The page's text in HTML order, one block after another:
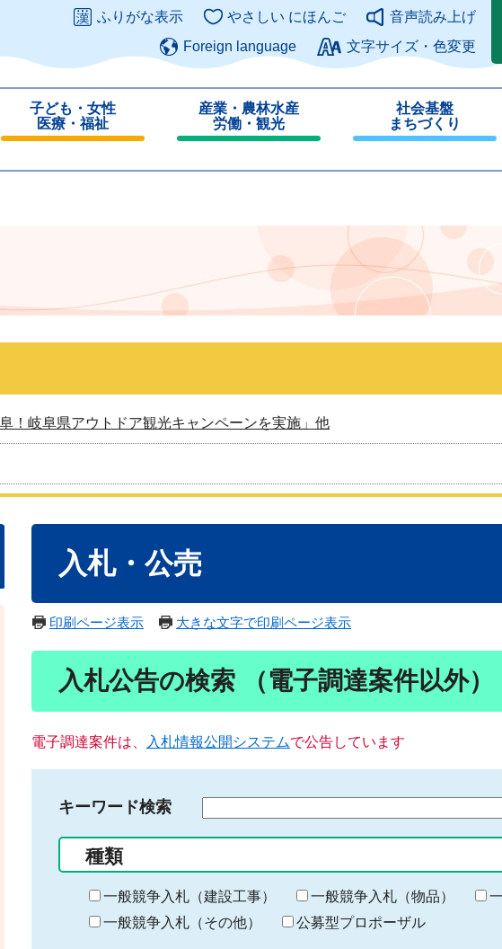
このページの本文へ
ふりがな表示 やさしい にほんご
音声読み上げ
Foreign language
文字サイズ・色変更
子ども・女性
医療・福祉
じ
産業・農林水産
労働・観光
じ
社会基盤
まちづくり
じ
！岐阜県アウトドア観光キャンペーンを実施」他
入札・公売
印刷ページ表示 大きな文字で印刷ページ表示
入札公告の検索 （電子調達案件以外）
電子調達案件は、 入札情報公開システムで公告しています
キーワード検索
る
キ
ー
種類
一般競争入札（建設工事） 一般競争入札（物品）
一般競争入札（その他）
公募型プロポーザル